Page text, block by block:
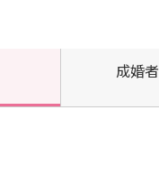
成婚者